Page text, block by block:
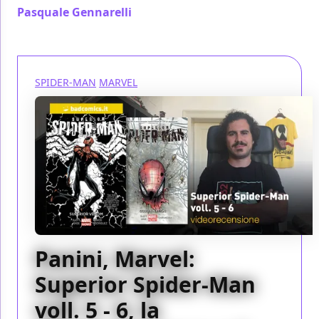
Pasquale Gennarelli
SPIDER-MAN MARVEL
Panini, Marvel:
Superior Spider-Man
voll. 5 - 6, la